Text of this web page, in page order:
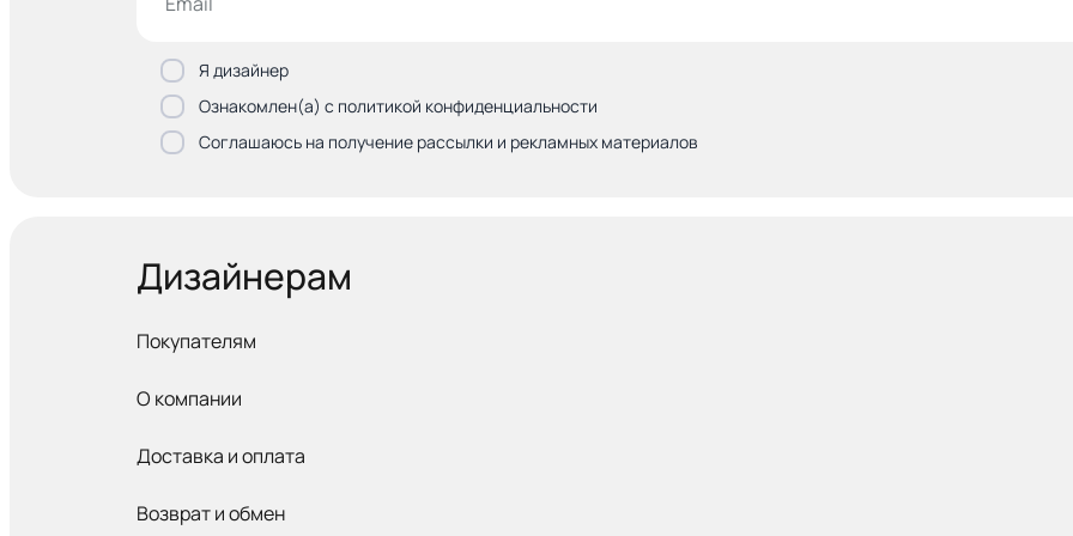
Я дизайнер
Ознакомлен(а) с политикой конфиденциальности
Соглашаюсь на получение рассылки и рекламных материалов
Дизайнерам
Покупателям
О компании
Доставка и оплата
Возврат и обмен